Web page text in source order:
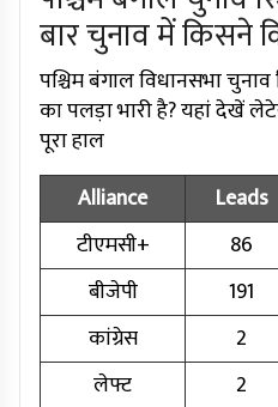
बार चुनाव में किसने
पश्चिम बंगाल विधानसभा
का पलड़ा भारी है? यहां देखें
पूरा हाल
Alliance
Leads
टीएमसी+
86
बीजेपी
191
कांग्रेस
2
लेफ्ट
2